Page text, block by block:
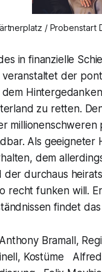
/ Probenstart
in finanzielle
veranstaltet der
zu retten.
millionenschweren
Als
dem
der durchaus
recht funken will.
findet
Bramall,
Kostüme